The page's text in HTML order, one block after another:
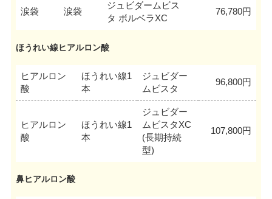
涙袋 涙袋
ジュビダームビス
タ ボルベラXC
76,780円
ほうれい線ヒアルロン酸
ヒアルロン
酸
ほうれい線1
本
ジュビダー
ムビスタ
96,800円
ヒアルロン
酸
ほうれい線1
本
ジュビダー
ムビスタXC
(長期持続
型)
107,800円
鼻ヒアルロン酸